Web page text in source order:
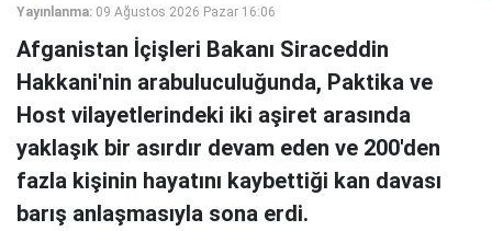
Yayınlanma: 09 Ağustos 2026 Pazar 16:06
Afganistan İçişleri Bakanı Siraceddin
Hakkani'nin arabuluculuğunda, Paktika ve
Host vilayetlerindeki iki aşiret arasında
yaklaşık bir asırdır devam eden ve 200'den
fazla kişinin hayatını kaybettiği kan davası
barış anlaşmasıyla sona erdi.